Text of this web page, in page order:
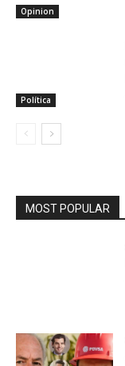
Opinion
Política
MOST POPULAR